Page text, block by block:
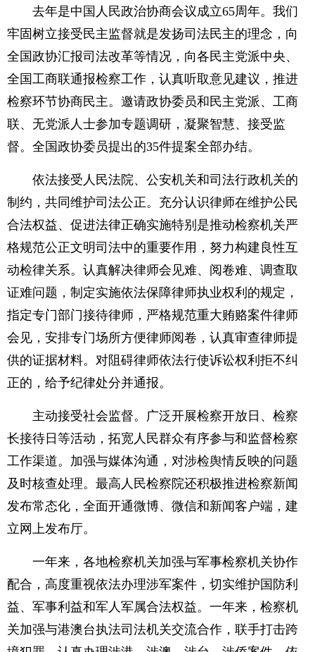
去年是中国人民政治协商会议成立65周年。我们
牢固树立接受民主监督就是发扬司法民主的理念，向
全国政协汇报司法改革等情况，向各民主党派中央、
全国工商联通报检察工作，认真听取意见建议，推进
检察环节协商民主。邀请政协委员和民主党派、工商
联、无党派人士参加专题调研，凝聚智慧、接受监
督。全国政协委员提出的35件提案全部办结。
依法接受人民法院、公安机关和司法行政机关的
制约，共同维护司法公正。充分认识律师在维护公民
合法权益、促进法律正确实施特别是推动检察机关严
格规范公正文明司法中的重要作用，努力构建良性互
动检律关系。认真解决律师会见难、阅卷难、调查取
证难问题，制定实施依法保障律师执业权利的规定，
指定专门部门接待律师，严格规范重大贿赂案件律师
会见，安排专门场所方便律师阅卷，认真审查律师提
供的证据材料。对阻碍律师依法行使诉讼权利拒不纠
正的，给予纪律处分并通报。
主动接受社会监督。广泛开展检察开放日、检察
长接待日等活动，拓宽人民群众有序参与和监督检察
工作渠道。加强与媒体沟通，对涉检舆情反映的问题
及时核查处理。最高人民检察院还积极推进检察新闻
发布常态化，全面开通微博、微信和新闻客户端，建
立网上发布厅。
一年来，各地检察机关加强与军事检察机关协作
配合，高度重视依法办理涉军案件，切实维护国防利
益、军事利益和军人军属合法权益。一年来，检察机
关加强与港澳台执法司法机关交流合作，联手打击跨